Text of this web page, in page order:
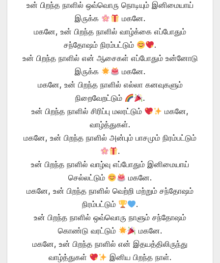
உன் பிறந்த நாளில் ஒவ்வொரு நொடியும் இனிமையாய்
இருக்க
மகனே.
மகனே, உன் பிறந்த நாளில் வாழ்க்கை எப்போதும்
சந்தோஷம் நிரம்பட்டும்
.
உன் பிறந்த நாளில் என் ஆசைகள் எப்போதும் உன்னோடு
இருக்க
மகனே.
மகனே, உன் பிறந்த நாளில் எல்லா கனவுகளும்
நிறைவேறட்டும்
.
உன் பிறந்த நாளில் சிரிப்பு மலரட்டும்
மகனே,
வாழ்த்துகள்.
மகனே, உன் பிறந்த நாளில் அன்பும் பாசமும் நிரம்பட்டும்
.
உன் பிறந்த நாளில் வாழ்வு எப்போதும் இனிமையாய்
செல்லட்டும்
மகனே.
மகனே, உன் பிறந்த நாளில் வெற்றி மற்றும் சந்தோஷம்
நிரம்பட்டும்
.
உன் பிறந்த நாளில் ஒவ்வொரு நாளும் சந்தோஷம்
கொண்டு வரட்டும்
மகனே.
மகனே, உன் பிறந்த நாளில் என் இதயத்திலிருந்து
வாழ்த்துகள்
இனிய பிறந்த நாள்.